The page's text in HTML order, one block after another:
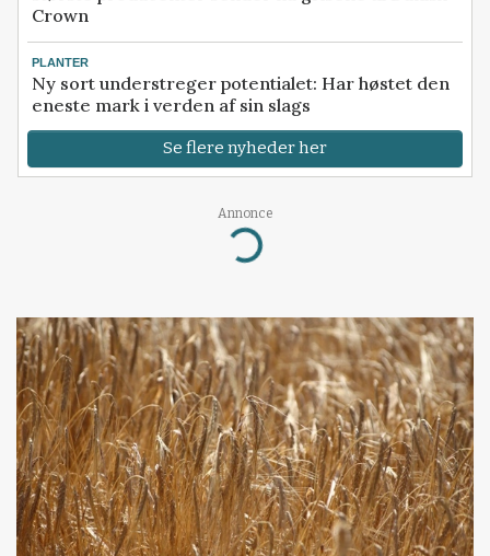
Crown
PLANTER
Ny sort understreger potentialet: Har høstet den
eneste mark i verden af sin slags
Se flere nyheder her
Annonce
Loading...